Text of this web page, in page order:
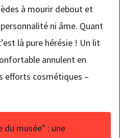
à mourir debout et
ni âme. Quant
là pure hérésie ! Un lit
annulent en
efforts cosmétiques –
musée" : une